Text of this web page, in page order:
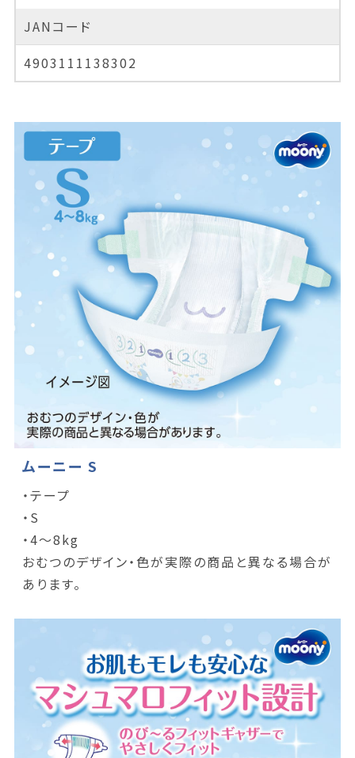
JANコード
4903111138302
ムーニー S
・テープ
・S
・4～8kg
おむつのデザイン・色が実際の商品と異なる場合が
あります。